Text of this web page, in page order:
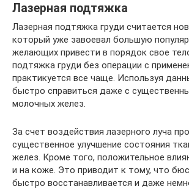
Лазерная подтяжка
Лазерная подтяжка груди считается
который уже завоевал большую
желающих привести в порядок свое
подтяжка груди без операции с
практикуется все чаще. Используя
быстро справиться даже с
молочных желез.
За счет воздействия лазерного луча
существенное улучшение состояния
желез. Кроме того, положительное
и на коже. Это приводит к тому, что
быстро восстанавливается и даже